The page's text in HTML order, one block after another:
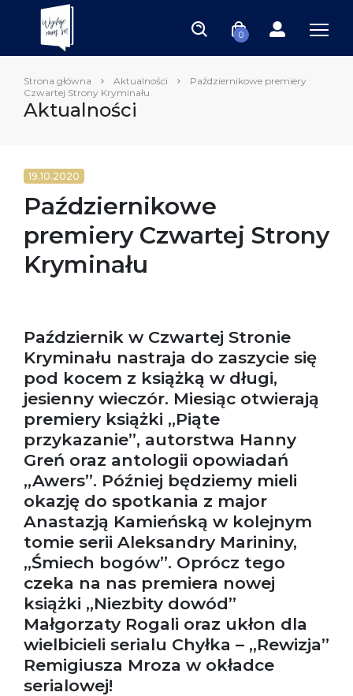
0
Strona główna Aktualności
Październikowe premiery
Czwartej Strony Kryminału
Aktualności
19.10.2020
Październikowe
premiery Czwartej Strony
Kryminału
Październik w Czwartej Stronie
Kryminału nastraja do zaszycie się
pod kocem z książką w długi,
jesienny wieczór. Miesiąc otwierają
premiery książki „Piąte
przykazanie”, autorstwa Hanny
Greń oraz antologii opowiadań
„Awers”. Później będziemy mieli
okazję do spotkania z major
Anastazją Kamieńską w kolejnym
tomie serii Aleksandry Marininy,
„Śmiech bogów”. Oprócz tego
czeka na nas premiera nowej
książki „Niezbity dowód”
Małgorzaty Rogali oraz ukłon dla
wielbicieli serialu Chyłka – „Rewizja”
Remigiusza Mroza w okładce
serialowej!